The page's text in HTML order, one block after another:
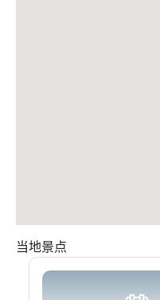
当地景点